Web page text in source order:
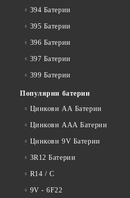
394 Батерии
395 Батерии
396 Батерии
397 Батерии
399 Батерии
Популярни батерии
Цинкови АА Батерии
Цинкови ААА Батерии
Цинкови 9V Батерии
3R12 Батерии
R14 / C
9V - 6F22